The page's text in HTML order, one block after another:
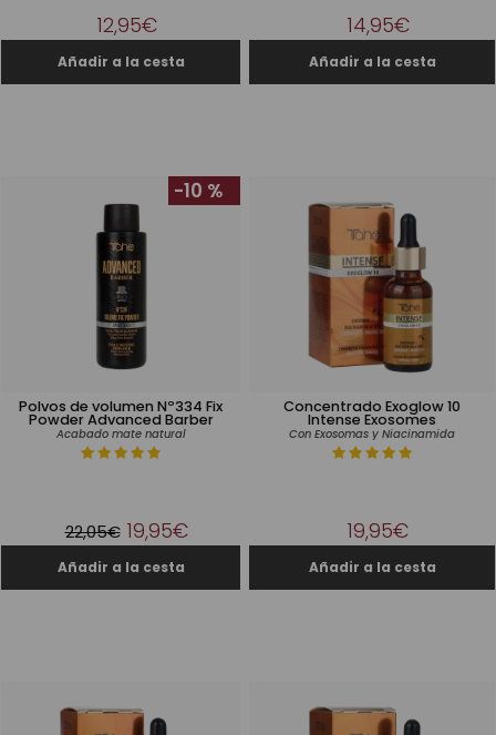
12,95€ 14,95€
Polvos de volumen Nº334 Fix
Powder Advanced Barber
Acabado mate natural
-10 %
22,05€ 19,95€
Concentrado Exoglow 10
Intense Exosomes
Con Exosomas y Niacinamida
19,95€